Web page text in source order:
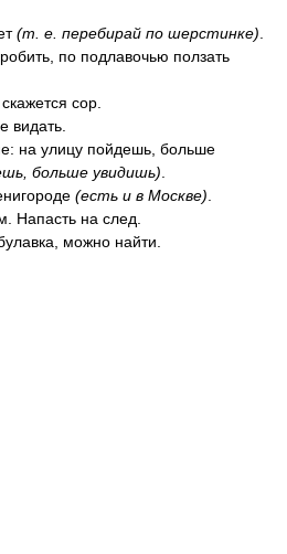
(т. е. перебирай по шерстинке)
по подлавочью ползать
сор.
видать.
на улицу пойдешь, больше
больше увидишь)
(есть и в Москве)
Напасть на след.
можно найти.